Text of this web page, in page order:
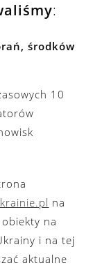
:
środków
10
na
na
i na tej
aktualne